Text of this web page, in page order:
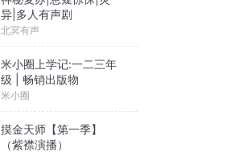
异|多人有声剧
北冥有声
米小圈上学记:一二三年
级 | 畅销出版物
米小圈
摸金天师【第一季】
（紫襟演播）